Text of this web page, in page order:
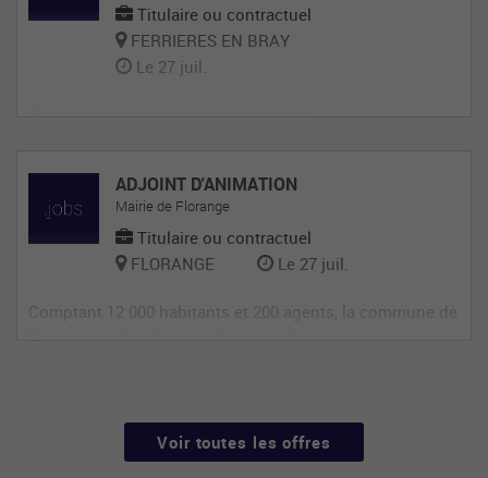
Titulaire ou contractuel
FERRIERES EN BRAY
Le 27 juil.
ADJOINT D'ANIMATION
Mairie de Florange
Titulaire ou contractuel
FLORANGE
Le 27 juil.
Comptant 12 000 habitants et 200 agents, la commune de
unication (poste de 28hVoir toutes les offres